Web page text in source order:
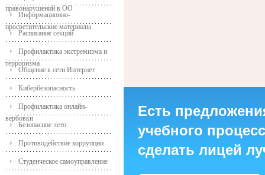
правонарушений в ОО
Информационно-
просветительские материалы
Расписание секций
Профилактика экстремизма и
терроризма
Общение в сети Интернет
Кибербезопасность
Профилактика онлайн-
вербовки
Безопасное лето
Противодействие коррупции
Студенческое самоуправление
Есть
учебного
сделать лицей